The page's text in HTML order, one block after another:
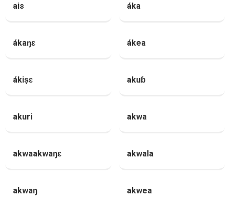
ais áka
ákaŋɛ ákea
ákiṣɛ akuɓ
akuri akwa
akwaakwaŋɛ akwala
akwaŋ akwea